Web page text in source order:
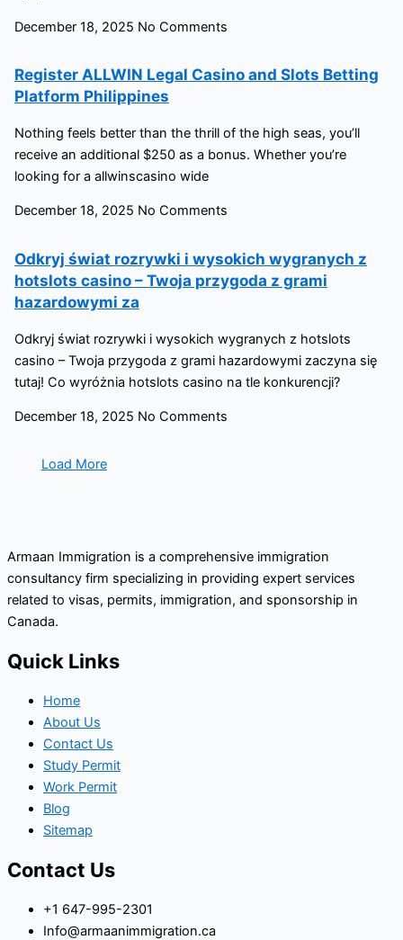
December 18, 2025 No Comments
Register ALLWIN Legal Casino and Slots Betting
Platform Philippines
Nothing feels better than the thrill of the high seas, you’ll
receive an additional $250 as a bonus. Whether you’re
looking for a allwinscasino wide
December 18, 2025 No Comments
Odkryj świat rozrywki i wysokich wygranych z
hotslots casino – Twoja przygoda z grami
hazardowymi za
Odkryj świat rozrywki i wysokich wygranych z hotslots
casino – Twoja przygoda z grami hazardowymi zaczyna się
tutaj! Co wyróżnia hotslots casino na tle konkurencji?
December 18, 2025 No Comments
Load More
Armaan Immigration is a comprehensive immigration
consultancy firm specializing in providing expert services
related to visas, permits, immigration, and sponsorship in
Canada.
Quick Links
Home
About Us
Contact Us
Study Permit
Work Permit
Blog
Sitemap
Contact Us
+1 647-995-2301
Info@armaanimmigration.ca